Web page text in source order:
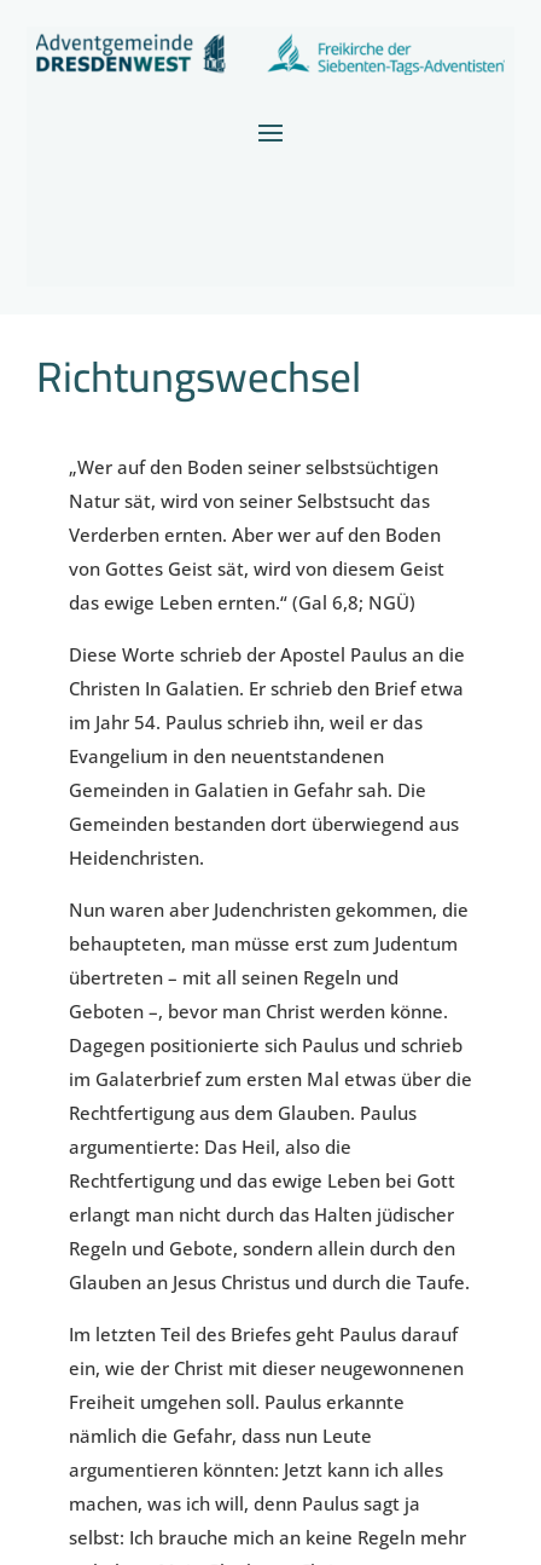
Richtungswechsel
„Wer auf den Boden seiner selbstsüchtigen
Natur sät, wird von seiner Selbstsucht das
Verderben ernten. Aber wer auf den Boden
von Gottes Geist sät, wird von diesem Geist
das ewige Leben ernten.“ (Gal 6,8; NGÜ)
Diese Worte schrieb der Apostel Paulus an die
Christen In Galatien. Er schrieb den Brief etwa
im Jahr 54. Paulus schrieb ihn, weil er das
Evangelium in den neuentstandenen
Gemeinden in Galatien in Gefahr sah. Die
Gemeinden bestanden dort überwiegend aus
Heidenchristen.
Nun waren aber Judenchristen gekommen, die
behaupteten, man müsse erst zum Judentum
übertreten – mit all seinen Regeln und
Geboten –, bevor man Christ werden könne.
Dagegen positionierte sich Paulus und schrieb
im Galaterbrief zum ersten Mal etwas über die
Rechtfertigung aus dem Glauben. Paulus
argumentierte: Das Heil, also die
Rechtfertigung und das ewige Leben bei Gott
erlangt man nicht durch das Halten jüdischer
Regeln und Gebote, sondern allein durch den
Glauben an Jesus Christus und durch die Taufe.
Im letzten Teil des Briefes geht Paulus darauf
ein, wie der Christ mit dieser neugewonnenen
Freiheit umgehen soll. Paulus erkannte
nämlich die Gefahr, dass nun Leute
argumentieren könnten: Jetzt kann ich alles
machen, was ich will, denn Paulus sagt ja
selbst: Ich brauche mich an keine Regeln mehr